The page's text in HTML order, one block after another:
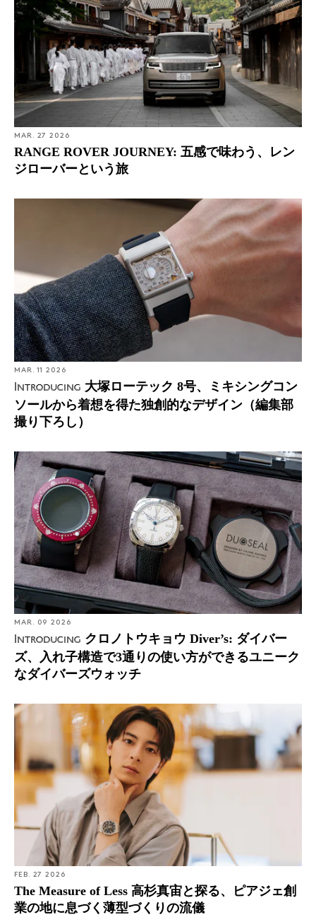
MAR. 27 2026
RANGE ROVER JOURNEY: 五感で味わう、レン
ジローバーという旅
MAR. 11 2026
Introducing 大塚ローテック 8号、ミキシングコン
ソールから着想を得た独創的なデザイン（編集部
撮り下ろし）
MAR. 09 2026
Introducing クロノトウキョウ Diver’s: ダイバー
ズ、入れ子構造で3通りの使い方ができるユニーク
なダイバーズウォッチ
FEB. 27 2026
The Measure of Less 高杉真宙と探る、ピアジェ創
業の地に息づく薄型づくりの流儀